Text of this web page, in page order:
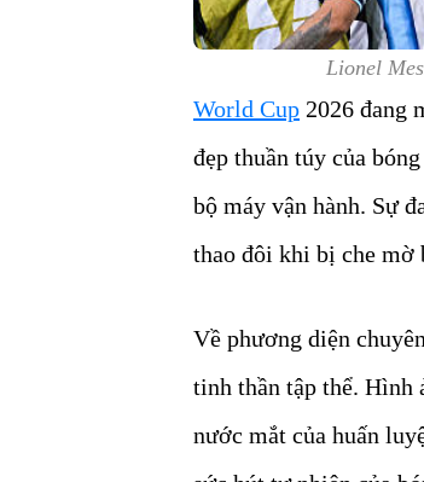
Lionel
World Cup 2026 đang
đẹp thuần túy của
bộ máy vận hành. Sự
thao đôi khi bị che mờ
Về phương diện
tinh thần tập thể. Hình
nước mắt của huấn